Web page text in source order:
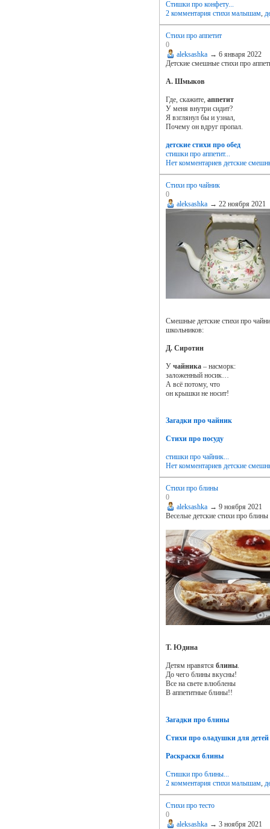
Стишки про конфету...
2 комментария стихи малышам,
Стихи про аппетит
0
aleksashka → 6 января 2022
Детские смешные стихи про
А. Шмыков
Где, скажите, аппетит
У меня внутри сидит?
Я взглянул бы и узнал,
Почему он вдруг пропал.
детские стихи про обед
стишки про аппетит...
Нет комментариев детские
Стихи про чайник
0
aleksashka → 22 ноября 2021
Смешные детские стихи про
школьников:
Д. Сиротин
У чайника– насморк:
заложенный носик…
А всё потому, что
он крышки не носит!
Загадки про чайник
Стихи про посуду
стишки про чайник...
Нет комментариев детские
Стихи про блины
0
aleksashka → 9 ноября 2021
Веселые детские стихи про
Т. Юдина
Детям нравятся блины.
До чего блины вкусны!
Все на свете влюблены
В аппетитные блины!!
Загадки про блины
Стихи про оладушки для детей
Раскраски блины
Стишки про блины...
2 комментария стихи малышам,
Стихи про тесто
0
aleksashka → 3 ноября 2021